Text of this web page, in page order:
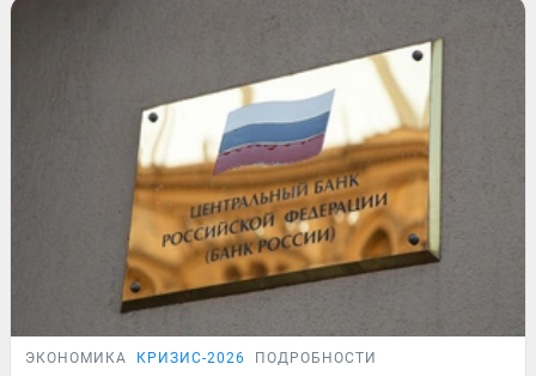
ЭКОНОМИКА КРИЗИС-2026 ПОДРОБНОСТИ